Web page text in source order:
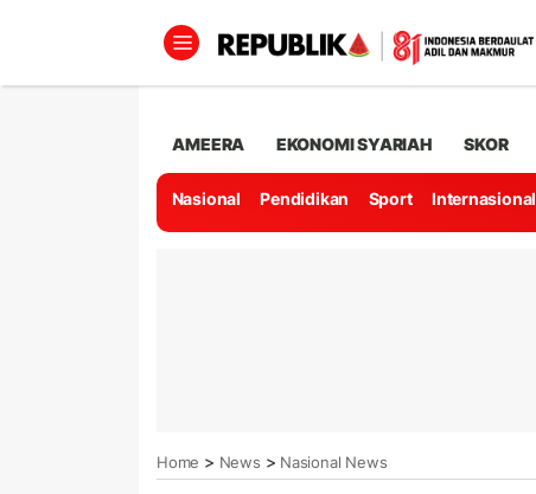
AMEERA EKONOMI SYARIAH SKOR
Nasional Pendidikan Sport Internasional
Home > News > Nasional News